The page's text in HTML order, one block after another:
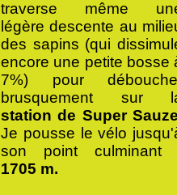
traverse même
légère descente au
des sapins (qui
encore une petite bosse
7%) pour
brusquement sur
station de Super
Je pousse le vélo
son point culminant
1705 m.